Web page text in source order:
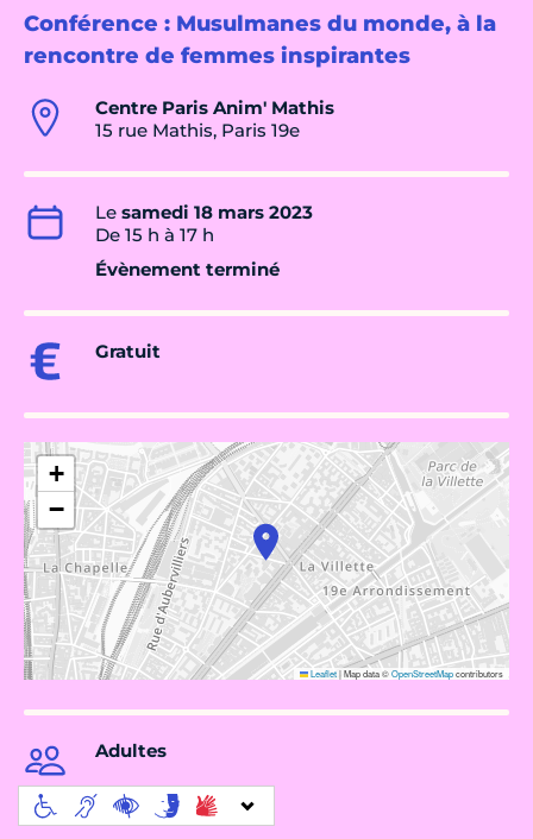
Conférence : Musulmanes du monde, à la
rencontre de femmes inspirantes
Centre Paris Anim' Mathis
15 rue Mathis, Paris 19e
Le samedi 18 mars 2023
De 15 h à 17 h
Évènement terminé
Gratuit
+
−
Leaflet|Map data ©OpenStreetMapcontributors
Adultes